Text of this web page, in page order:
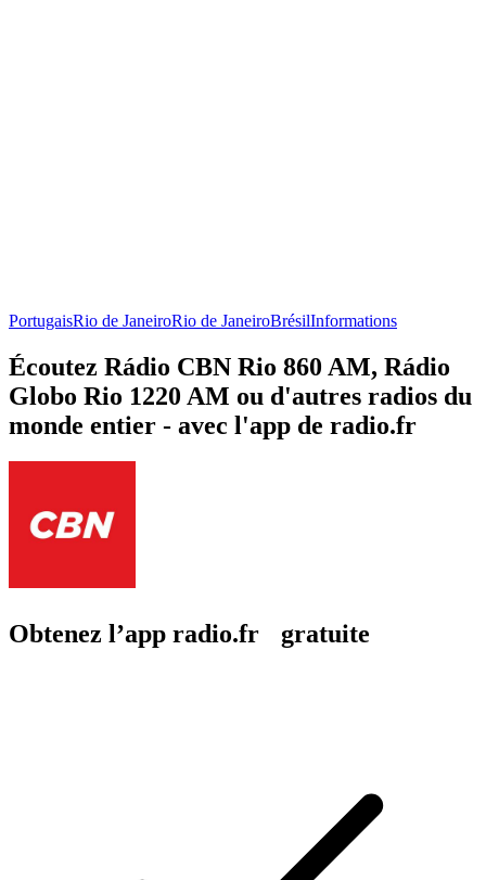
PortugaisRio de JaneiroRio de JaneiroBrésilInformations
Écoutez Rádio CBN Rio 860 AM, Rádio
Globo Rio 1220 AM ou d'autres radios du
monde entier - avec l'app de radio.fr
Obtenez l’app radio.fr gratuite